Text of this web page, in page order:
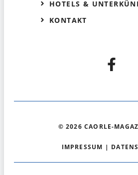
HOTELS &
KONTAKT
© 2026 CAORLE-
IMPRESSUM |